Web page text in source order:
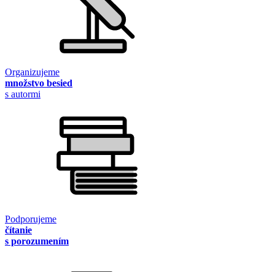
Organizujeme
množstvo besied
s autormi
Podporujeme
čítanie
s porozumením